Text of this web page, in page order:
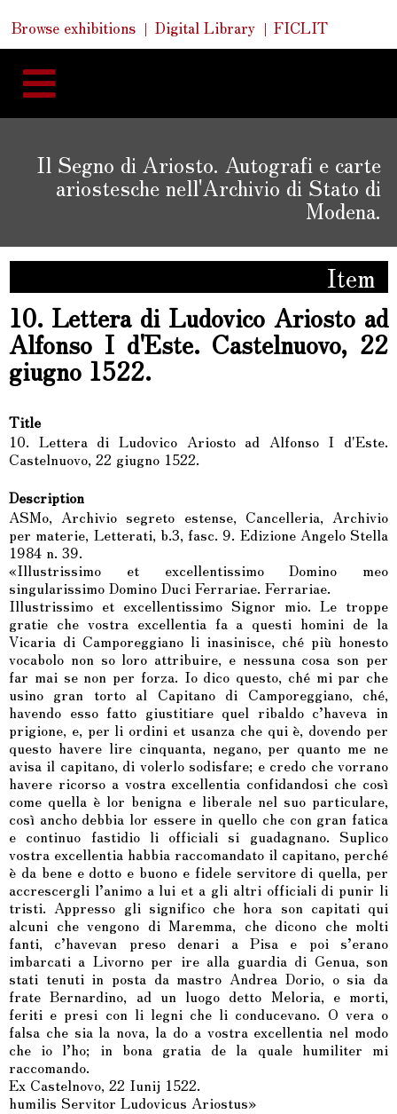
navigation
Quick
Links
Browse exhibitions Digital Library FICLIT
Il Segno di Ariosto. Autografi e carte
ariostesche nell'Archivio di Stato di
Modena.
Item
10. Lettera di Ludovico Ariosto ad
Alfonso I d'Este. Castelnuovo, 22
giugno 1522.
Title
10. Lettera di Ludovico Ariosto ad Alfonso I d'Este.
Castelnuovo, 22 giugno 1522.
Description
ASMo, Archivio segreto estense, Cancelleria, Archivio
per materie, Letterati, b.3, fasc. 9. Edizione Angelo Stella
1984 n. 39.
«Illustrissimo et excellentissimo Domino meo
singularissimo Domino Duci Ferrariae. Ferrariae.
Illustrissimo et excellentissimo Signor mio. Le troppe
gratie che vostra excellentia fa a questi homini de la
Vicaria di Camporeggiano li inasinisce, ché più honesto
vocabolo non so loro attribuire, e nessuna cosa son per
far mai se non per forza. Io dico questo, ché mi par che
usino gran torto al Capitano di Camporeggiano, ché,
havendo esso fatto giustitiare quel ribaldo c’haveva in
prigione, e, per li ordini et usanza che qui è, dovendo per
questo havere lire cinquanta, negano, per quanto me ne
avisa il capitano, di volerlo sodisfare; e credo che vorrano
havere ricorso a vostra excellentia confidandosi che così
come quella è lor benigna e liberale nel suo particulare,
così ancho debbia lor essere in quello che con gran fatica
e continuo fastidio li officiali si guadagnano. Suplico
vostra excellentia habbia raccomandato il capitano, perché
è da bene e dotto e buono e fidele servitore di quella, per
accrescergli l’animo a lui et a gli altri officiali di punir li
tristi. Appresso gli significo che hora son capitati qui
alcuni che vengono di Maremma, che dicono che molti
fanti, c’havevan preso denari a Pisa e poi s’erano
imbarcati a Livorno per ire alla guardia di Genua, son
stati tenuti in posta da mastro Andrea Dorio, o sia da
frate Bernardino, ad un luogo detto Meloria, e morti,
feriti e presi con li legni che li conducevano. O vera o
falsa che sia la nova, la do a vostra excellentia nel modo
che io l’ho; in bona gratia de la quale humiliter mi
raccomando.
Ex Castelnovo, 22 Iunij 1522.
humilis Servitor Ludovicus Ariostus»